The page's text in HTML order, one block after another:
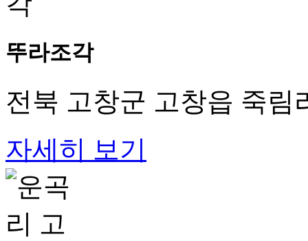
뚜라조각
전북 고창군 고창읍 죽림
자세히 보기